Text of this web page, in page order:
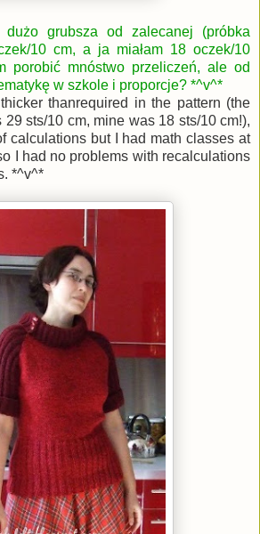
dużo grubsza od zalecanej (próbka
10 cm, a ja miałam 18 oczek/10
porobić mnóstwo przeliczeń, ale od
w szkole i proporcje? *^v^*
thanrequired in the pattern (the
sts/10 cm, mine was 18 sts/10 cm!),
calculations but I had math classes at
I had no problems with recalculations
*^v^*